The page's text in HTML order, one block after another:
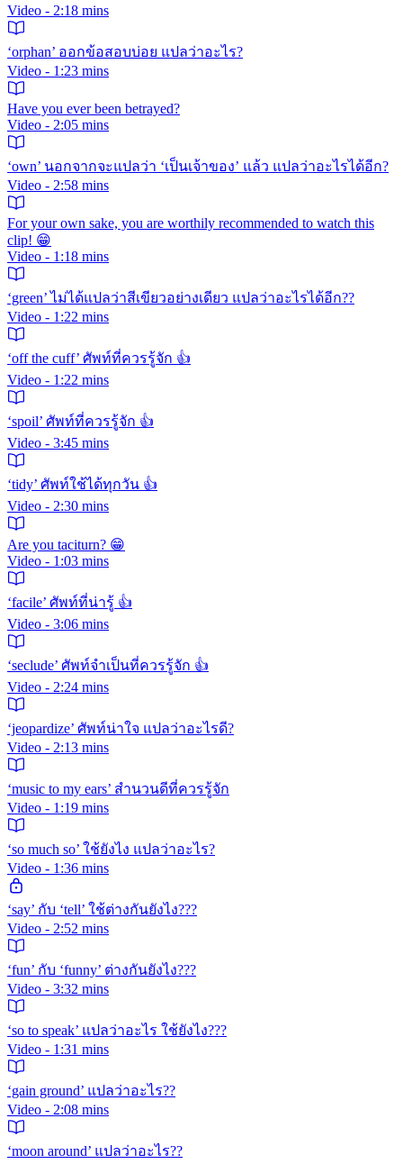
Video - 2:18 mins
‘orphan’ ออกข้อสอบบ่อย แปลว่าอะไร?
Video - 1:23 mins
Have you ever been betrayed?
Video - 2:05 mins
‘own’ นอกจากจะแปลว่า ‘เป็นเจ้าของ’ แล้ว แปลว่าอะไรได้อีก?
Video - 2:58 mins
For your own sake, you are worthily recommended to watch this
clip! 😁
Video - 1:18 mins
‘green’ ไม่ได้แปลว่าสีเขียวอย่างเดียว แปลว่าอะไรได้อีก??
Video - 1:22 mins
‘off the cuff’ ศัพท์ที่ควรรู้จัก 👍
Video - 1:22 mins
‘spoil’ ศัพท์ที่ควรรู้จัก 👍
Video - 3:45 mins
‘tidy’ ศัพท์ใช้ได้ทุกวัน 👍
Video - 2:30 mins
Are you taciturn? 😁
Video - 1:03 mins
‘facile’ ศัพท์ที่น่ารู้ 👍
Video - 3:06 mins
‘seclude’ ศัพท์จำเป็นที่ควรรู้จัก 👍
Video - 2:24 mins
‘jeopardize’ ศัพท์น่าใจ แปลว่าอะไรดี?
Video - 2:13 mins
‘music to my ears’ สำนวนดีที่ควรรู้จัก
Video - 1:19 mins
‘so much so’ ใช้ยังไง แปลว่าอะไร?
Video - 1:36 mins
‘say’ กับ ‘tell’ ใช้ต่างกันยังไง???
Video - 2:52 mins
‘fun’ กับ ‘funny’ ต่างกันยังไง???
Video - 3:32 mins
‘so to speak’ แปลว่าอะไร ใช้ยังไง???
Video - 1:31 mins
‘gain ground’ แปลว่าอะไร??
Video - 2:08 mins
‘moon around’ แปลว่าอะไร??